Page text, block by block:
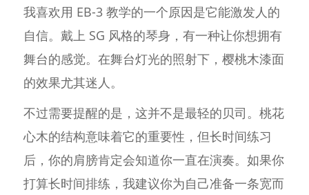
我喜欢用 EB-3 教学的一个原因是它能激发人的
自信。戴上 SG 风格的琴身，有一种让你想拥有
舞台的感觉。在舞台灯光的照射下，樱桃木漆面
的效果尤其迷人。
不过需要提醒的是，这并不是最轻的贝司。桃花
心木的结构意味着它的重要性，但长时间练习
后，你的肩膀肯定会知道你一直在演奏。如果你
打算长时间排练，我建议你为自己准备一条宽而